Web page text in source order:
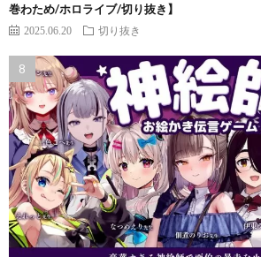
巻わため/ホロライブ/切り抜き】
2025.06.20 切り抜き